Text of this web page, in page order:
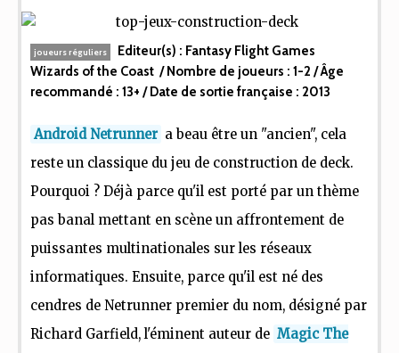
joueurs réguliers Editeur(s) : Fantasy Flight Games
Wizards of the Coast / Nombre de joueurs : 1-2 / Âge
recommandé : 13+ / Date de sortie française : 2013
Android Netrunner a beau être un "ancien", cela
reste un classique du jeu de construction de deck.
Pourquoi ? Déjà parce qu'il est porté par un thème
pas banal mettant en scène un affrontement de
puissantes multinationales sur les réseaux
informatiques. Ensuite, parce qu'il est né des
cendres de Netrunner premier du nom, désigné par
Richard Garfield, l'éminent auteur de Magic The